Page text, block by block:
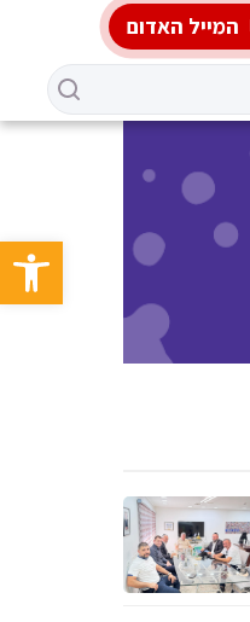
פתח
המייל האדום